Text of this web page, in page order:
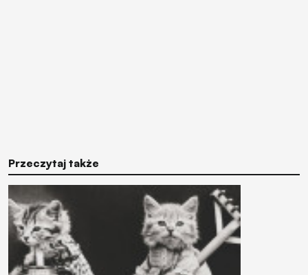
Przeczytaj także